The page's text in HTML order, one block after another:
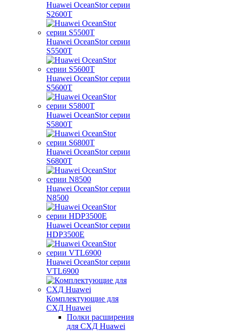
Huawei OceanStor серии
S2600T
Huawei OceanStor серии
S5500T
Huawei OceanStor серии
S5600T
Huawei OceanStor серии
S5800T
Huawei OceanStor серии
S6800T
Huawei OceanStor серии
N8500
Huawei OceanStor серии
HDP3500E
Huawei OceanStor серии
VTL6900
Комплектующие для
СХД Huawei
Полки расширения
для СХД Huawei